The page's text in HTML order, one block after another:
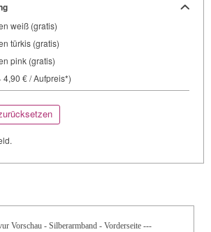
weiß (gratis)
türkis (gratis)
pink (gratis)
€ / Aufpreis*)
Vorschau - Silberarmband - Vorderseite ---